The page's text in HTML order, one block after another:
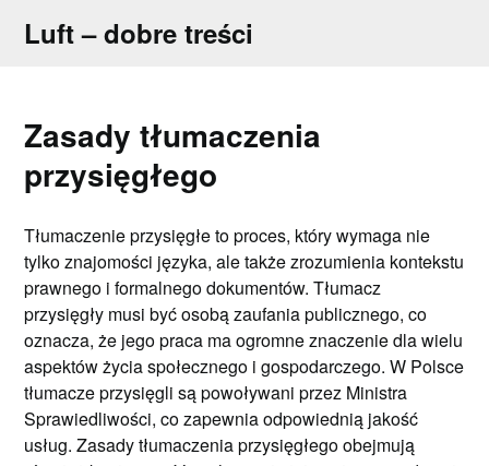
Luft – dobre treści
Zasady tłumaczenia
przysięgłego
Tłumaczenie przysięgłe to proces, który wymaga nie
tylko znajomości języka, ale także zrozumienia kontekstu
prawnego i formalnego dokumentów. Tłumacz
przysięgły musi być osobą zaufania publicznego, co
oznacza, że jego praca ma ogromne znaczenie dla wielu
aspektów życia społecznego i gospodarczego. W Polsce
tłumacze przysięgli są powoływani przez Ministra
Sprawiedliwości, co zapewnia odpowiednią jakość
usług. Zasady tłumaczenia przysięgłego obejmują